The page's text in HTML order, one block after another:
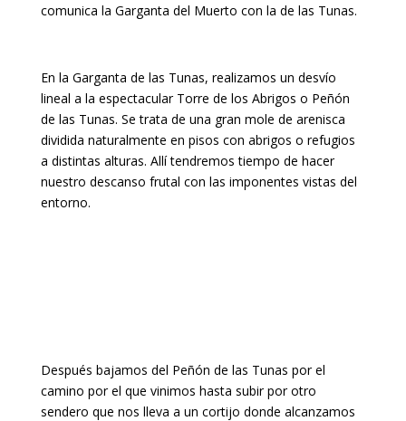
comunica la Garganta del Muerto con la de las Tunas.
En la Garganta de las Tunas, realizamos un desvío
lineal a la espectacular Torre de los Abrigos o Peñón
de las Tunas. Se trata de una gran mole de arenisca
dividida naturalmente en pisos con abrigos o refugios
a distintas alturas. Allí tendremos tiempo de hacer
nuestro descanso frutal con las imponentes vistas del
entorno.
Después bajamos del Peñón de las Tunas por el
camino por el que vinimos hasta subir por otro
sendero que nos lleva a un cortijo donde alcanzamos